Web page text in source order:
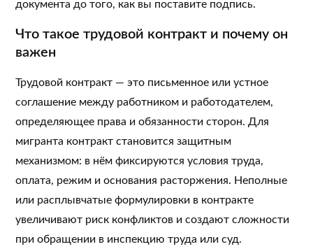
документа до того, как вы поставите подпись.
Что такое трудовой контракт и почему он
важен
Трудовой контракт — это письменное или устное
соглашение между работником и работодателем,
определяющее права и обязанности сторон. Для
мигранта контракт становится защитным
механизмом: в нём фиксируются условия труда,
оплата, режим и основания расторжения. Неполные
или расплывчатые формулировки в контракте
увеличивают риск конфликтов и создают сложности
при обращении в инспекцию труда или суд.